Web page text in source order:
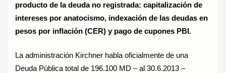
producto de la deuda no registrada: capitalización de
intereses por anatocismo, indexación de las deudas en
pesos por inflación (CER) y pago de cupones PBI.
La administración Kirchner habla oficialmente de una
Deuda Pública total de 196.100 MD – al 30.6.2013 –